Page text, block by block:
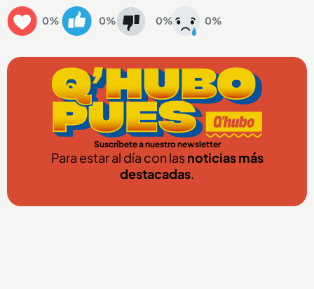
0% 0% 0% 0%
Suscríbete a nuestro newsletter
Para estar al día con lasnoticias más
destacadas.